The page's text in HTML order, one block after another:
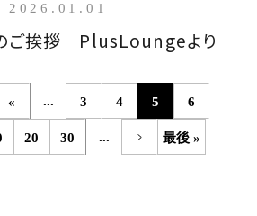
2026.01.01
ご挨拶 PlusLoungeより
« ... 3 4 5 6
20 30 ... 最後 »